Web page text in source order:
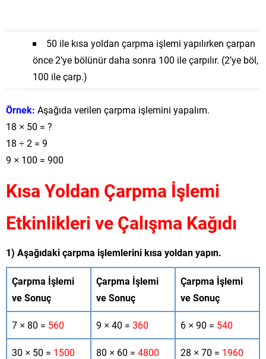
50 ile kısa yoldan çarpma işlemi yapılırken çarpan
önce 2’ye bölünür daha sonra 100 ile çarpılır. (2’ye böl,
100 ile çarp.)
Örnek: Aşağıda verilen çarpma işlemini yapalım.
18 × 50 = ?
18 ÷ 2 = 9
9 × 100 = 900
Kısa Yoldan Çarpma İşlemi
Etkinlikleri ve Çalışma Kağıdı
1) Aşağıdaki çarpma işlemlerini kısa yoldan yapın.
Çarpma İşlemi
ve Sonuç
Çarpma İşlemi
ve Sonuç
Çarpma İşlemi
ve Sonuç
7 × 80 = 560 9 × 40 = 360 6 × 90 = 540
30 × 50 = 1500 80 × 60 = 4800 28 × 70 = 1960